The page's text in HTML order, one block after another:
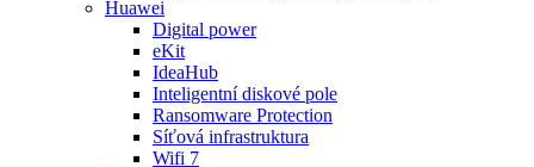
Huawei
Digital power
eKit
IdeaHub
Inteligentní diskové pole
Ransomware Protection
Síťová infrastruktura
Wifi 7